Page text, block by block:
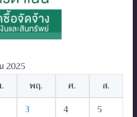
2025
พฤ. ศ.
ส.
3 4
5